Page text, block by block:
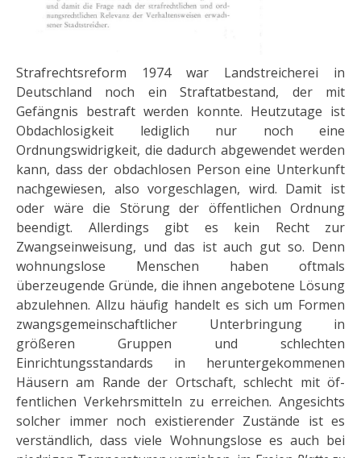
Strafrechtsreform 1974 war Landstreicherei in
Deutschland noch ein Straftatbestand, der mit
Gefängnis bestraft werden konnte. Heut­zutage ist
Obdachlosigkeit lediglich nur noch eine
Ordnungswidrigkeit, die dadurch abgewendet werden
kann, dass der obdachlosen Person eine Un­terkunft
nachgewiesen, also vorgeschlagen, wird. Damit ist
oder wäre die Störung der öffentlichen Ordnung
beendigt. Allerdings gibt es kein Recht zur
Zwangseinweisung, und das ist auch gut so. Denn
wohnungslose Menschen haben oftmals
überzeugende Gründe, die ihnen angebotene Lösung
abzu­lehnen. Allzu häufig handelt es sich um Formen
zwangsgemeinschaftlicher Unterbringung in
größeren Gruppen und schlechten
Einrichtungsstandards in heruntergekommenen
Häusern am Rande der Ortschaft, schlecht mit öf­
fentlichen Verkehrsmitteln zu erreichen. Angesichts
solcher immer noch existierender Zustände ist es
verständlich, dass viele Wohnungslose es auch bei